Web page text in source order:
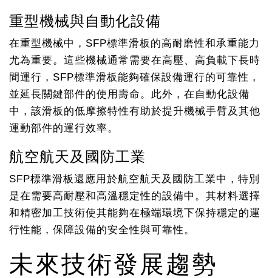
重型機械與自動化設備
在重型機械中，SFP標準滑板的高耐磨性和承重能力
尤為重要。這些機械通常需要在高壓、高負載下長時
間運行，SFP標準滑板能夠確保設備運行的可靠性，
並延長關鍵部件的使用壽命。此外，在自動化設備
中，該滑板的低摩擦特性有助於提升機械手臂及其他
運動部件的運行效率。
航空航天及國防工業
SFP標準滑板還應用於航空航天及國防工業中，特別
是在需要高耐壓和高溫穩定性的設備中。其材料選擇
和精密加工技術使其能夠在極端環境下保持穩定的運
行性能，保障設備的安全性與可靠性。
未來技術發展趨勢